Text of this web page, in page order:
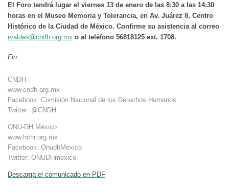
El Foro tendrá lugar el viernes 13 de enero de las 8:30 a las 14:30
horas en el Museo Memoria y Tolerancia, en Av. Juárez 8, Centro
Histórico de la Ciudad de México. Confirme su asistencia al correo
rvaldes@cndh.org.mx o al teléfono 56818125 ext. 1708.
Fin
CNDH
www.cndh.org.mx
Facebook: Comisión Nacional de los Derechos Humanos
Twitter: @CNDH
ONU-DH México
www.hchr.org.mx
Facebook: OnudhMexico
Twitter: ONUDHmexico
Descarga el comunicado en PDF